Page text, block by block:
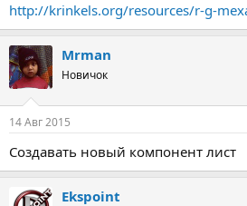
http://krinkels.org/resources/r-g-
Mrman
Новичок
14 Авг 2015
Создавать новый компонент лист
Ekspoint